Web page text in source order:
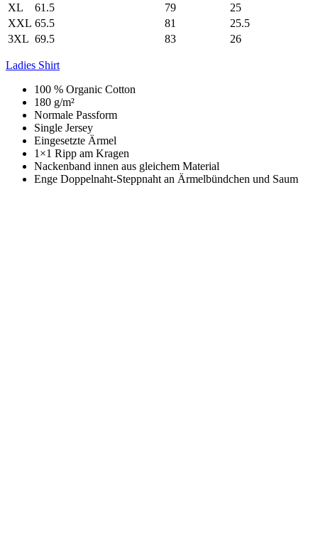
XL
61.5 79
25
XXL 65.5 81
25.5
3XL 69.5 83 26
Ladies Shirt
100 % Organic Cotton
180 g/m²
Normale Passform
Single Jersey
Eingesetzte Ärmel
1×1 Ripp am Kragen
Nackenband innen aus gleichem Material
Enge Doppelnaht-Steppnaht an Ärmelbündchen und Saum